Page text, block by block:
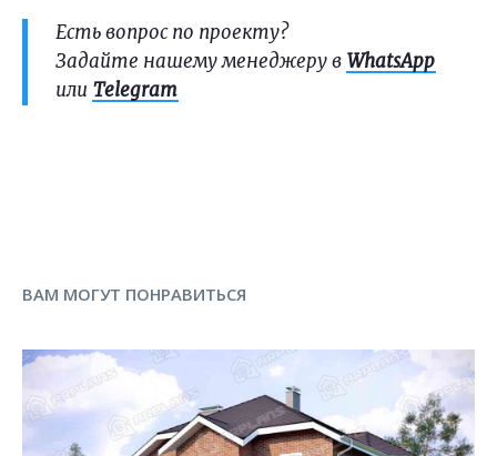
Есть вопрос по проекту?
Задайте нашему менеджеру в WhatsApp
или Telegram
ВАМ МОГУТ ПОНРАВИТЬСЯ